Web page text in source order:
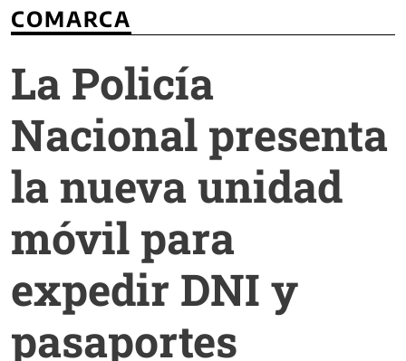
COMARCA
La Policía
Nacional presenta
la nueva unidad
móvil para
expedir DNI y
pasaportes